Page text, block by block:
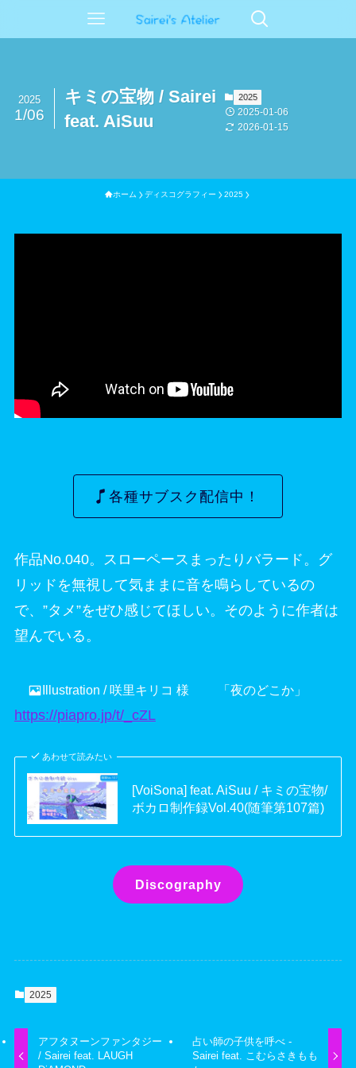
キミの宝物 / Sairei
feat. AiSuu
2025
1/06
2025
2025-01-06
2026-01-15
ホーム ディスコグラフィー 2025
各種サブスク配信中！
作品No.040。スローペースまったりバラード。グ
リッドを無視して気ままに音を鳴らしているの
で、”タメ”をぜひ感じてほしい。そのように作者は
望んでいる。
Illustration / 咲里キリコ 様 「夜のどこか」
https://piapro.jp/t/_cZL
あわせて読みたい
[VoiSona] feat. AiSuu / キミの宝物/
ボカロ制作録Vol.40(随筆第107篇)
Discography
2025
アフタヌーンファンタジー
/ Sairei feat. LAUGH
占い師の子供を呼べ -
Sairei feat. こむらさきもも